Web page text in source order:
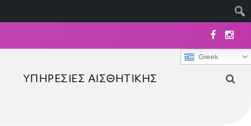
ΥΠΗΡΕΣΊΕΣ ΑΙΣΘΗΤΙΚΉΣ
Greek